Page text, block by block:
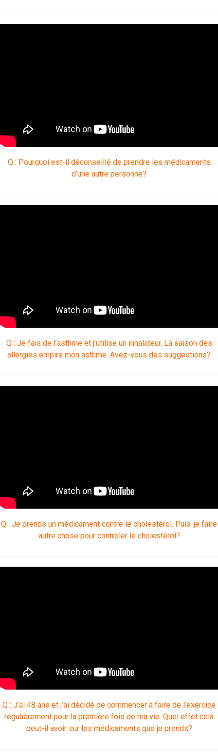
Q : Pourquoi est-il déconseillé de prendre les médicaments
d’une autre personne?
Q : Je fais de l’asthme et j’utilise un inhalateur. La saison des
allergies empire mon asthme. Avez-vous des suggestions?
Q : Je prends un médicament contre le cholestérol. Puis-je faire
autre chose pour contrôler le cholestérol?
Q : J’ai 48 ans et j’ai décidé de commencer à faire de l’exercice
régulièrement pour la première fois de ma vie. Quel effet cela
peut-il avoir sur les médicaments que je prends?